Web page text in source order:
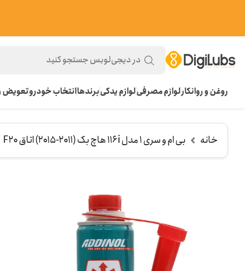
روغن و روانکارلوازم مصرفیلوازم یدکیبرندهاانتخاب خودروتعویض
خانه بی ام و سری 1 مدل 116i هاچ بک (2011-2015) اتاق F20